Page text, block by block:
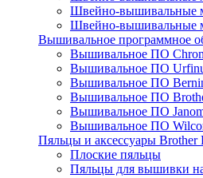
Швейно-вышивальные
Швейно-вышивальные
Вышивальное программное
Вышивальное ПО
Вышивальное ПО
Вышивальное ПО
Вышивальное ПО
Вышивальное ПО
Вышивальное ПО
Пяльцы и аксессуары Brother
Плоские пяльцы
Пяльцы для вышивки